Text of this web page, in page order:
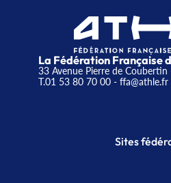
La Fédération Française
33 Avenue Pierre de
T.01 53 80 70 00- ffa@athle.fr
Sites